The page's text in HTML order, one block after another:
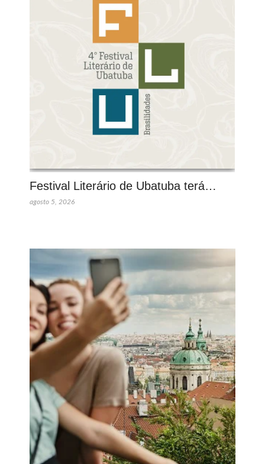
Festival Literário de Ubatuba terá…
agosto 5, 2026